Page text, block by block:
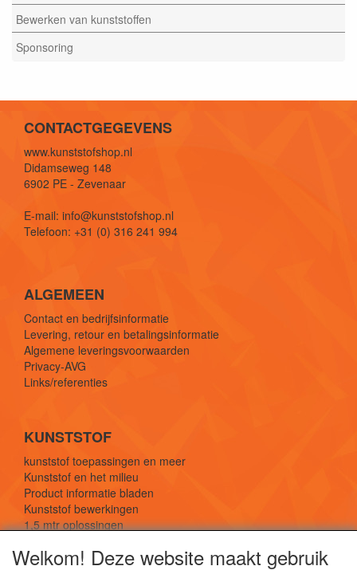
Bewerken van kunststoffen
Sponsoring
CONTACTGEGEVENS
www.kunststofshop.nl
Didamseweg 148
6902 PE - Zevenaar
E-mail: info@kunststofshop.nl
Telefoon: +31 (0) 316 241 994
ALGEMEEN
Contact en bedrijfsinformatie
Levering, retour en betalingsinformatie
Algemene leveringsvoorwaarden
Privacy-AVG
Links/referenties
KUNSTSTOF
kunststof toepassingen en meer
Kunststof en het milieu
Product informatie bladen
Kunststof bewerkingen
1,5 mtr oplossingen
Welkom! Deze website maakt gebruik